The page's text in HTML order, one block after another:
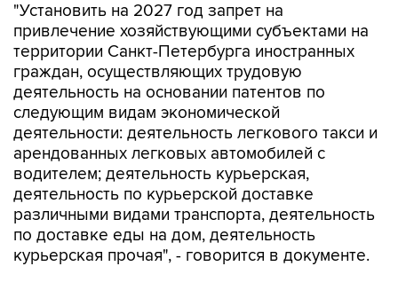
"Установить на 2027 год запрет на
привлечение хозяйствующими субъектами на
территории Санкт-Петербурга иностранных
граждан, осуществляющих трудовую
деятельность на основании патентов по
следующим видам экономической
деятельности: деятельность легкового такси и
арендованных легковых автомобилей с
водителем; деятельность курьерская,
деятельность по курьерской доставке
различными видами транспорта, деятельность
по доставке еды на дом, деятельность
курьерская прочая", - говорится в документе.